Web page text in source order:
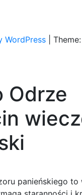
WordPress
Odrze
panieńskiego